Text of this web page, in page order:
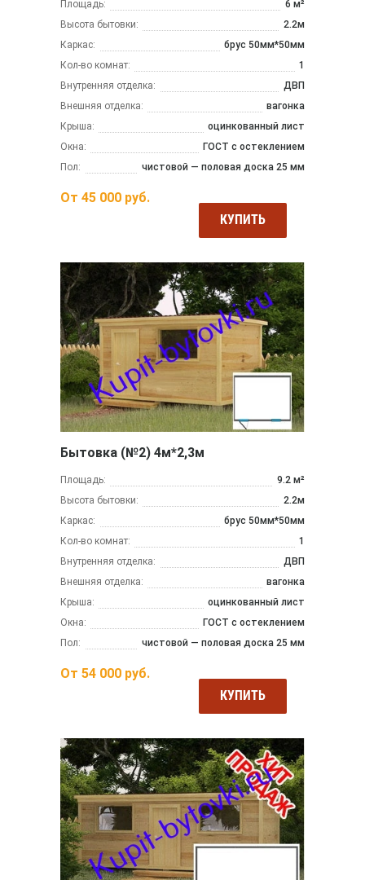
Площадь:
6 м²
Высота бытовки:
2.2м
Каркас:
брус 50мм*50мм
Кол-во комнат:
1
Внутренняя отделка:
ДВП
Внешняя отделка:
вагонка
Крыша:
оцинкованный лист
Окна:
ГОСТ с остеклением
Пол:
чистовой — половая доска 25 мм
От 45 000 руб.
КУПИТЬ
Бытовка (№2) 4м*2,3м
Площадь:
9.2 м²
Высота бытовки:
2.2м
Каркас:
брус 50мм*50мм
Кол-во комнат:
1
Внутренняя отделка:
ДВП
Внешняя отделка:
вагонка
Крыша:
оцинкованный лист
Окна:
ГОСТ с остеклением
Пол:
чистовой — половая доска 25 мм
От 54 000 руб.
КУПИТЬ